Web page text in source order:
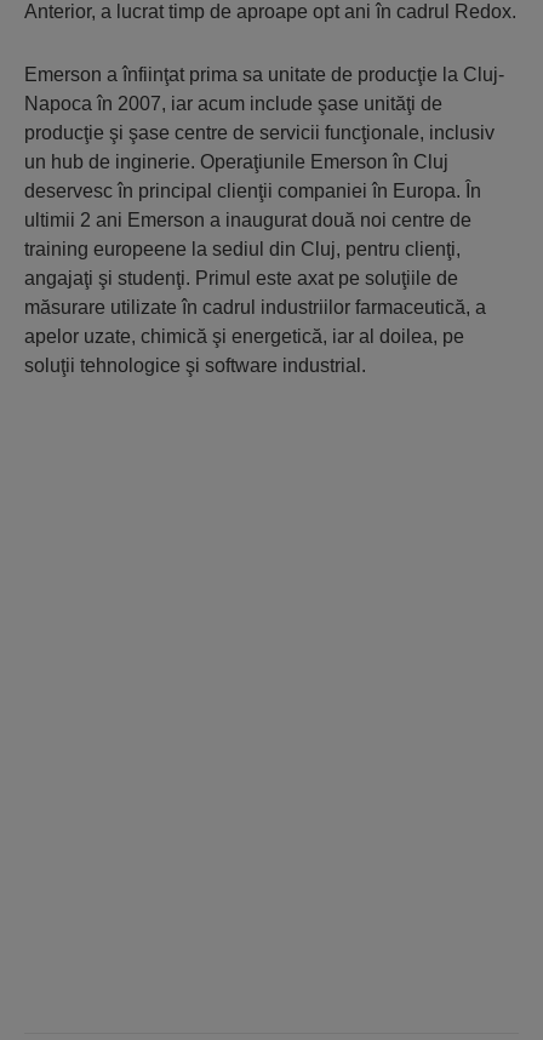
Anterior, a lucrat timp de aproape opt ani în cadrul Redox.
Emerson a înfiinţat prima sa unitate de producţie la Cluj-
Napoca în 2007, iar acum include şase unităţi de
producţie şi şase centre de servicii funcţionale, inclusiv
un hub de inginerie. Operaţiunile Emerson în Cluj
deservesc în principal clienţii companiei în Europa. În
ultimii 2 ani Emerson a inaugurat două noi centre de
training europeene la sediul din Cluj, pentru clienţi,
angajaţi şi studenţi. Primul este axat pe soluţiile de
măsurare utilizate în cadrul industriilor farmaceutică, a
apelor uzate, chimică şi energetică, iar al doilea, pe
soluţii tehnologice şi software industrial.